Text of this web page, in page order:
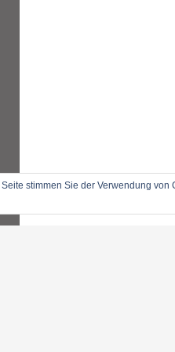
stimmen Sie der Verwendung von